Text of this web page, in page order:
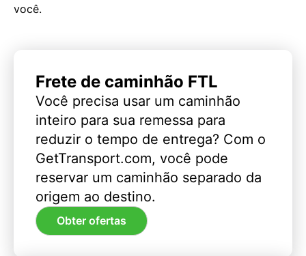
você.
Frete de caminhão FTL
Você precisa usar um caminhão
inteiro para sua remessa para
reduzir o tempo de entrega? Com o
GetTransport.com, você pode
reservar um caminhão separado da
origem ao destino.
Obter ofertas